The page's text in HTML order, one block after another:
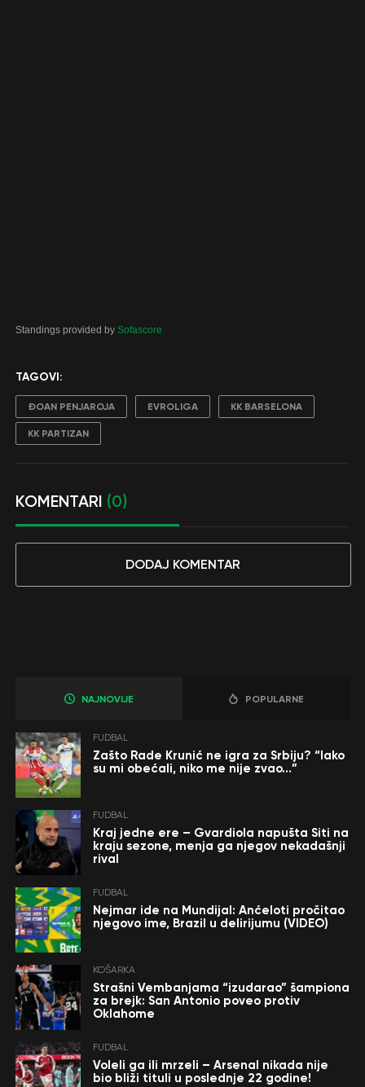
Standings provided by Sofascore
TAGOVI:
ĐOAN PENJAROJA EVROLIGA KK BARSELONA
KK PARTIZAN
KOMENTARI (0)
DODAJ KOMENTAR
NAJNOVIJE POPULARNE
FUDBAL
Zašto Rade Krunić ne igra za Srbiju? “Iako
su mi obećali, niko me nije zvao…”
FUDBAL
Kraj jedne ere – Gvardiola napušta Siti na
kraju sezone, menja ga njegov nekadašnji
rival
FUDBAL
Nejmar ide na Mundijal: Anćeloti pročitao
njegovo ime, Brazil u delirijumu (VIDEO)
KOŠARKA
Strašni Vembanjama “izudarao” šampiona
za brejk: San Antonio poveo protiv
Oklahome
FUDBAL
Voleli ga ili mrzeli – Arsenal nikada nije
bio bliži tituli u poslednje 22 godine!